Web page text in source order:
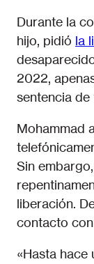
Durante la
hijo, pidió la
2022,
sentencia de
Mohammad
Sin
liberación.
contacto
«Hasta hace